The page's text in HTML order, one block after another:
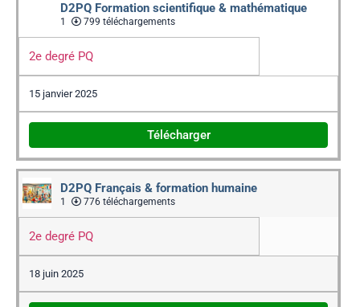
D2PQ Formation scientifique & mathématique
1 799 téléchargements
2e degré PQ
15 janvier 2025
Télécharger
D2PQ Français & formation humaine
1 776 téléchargements
2e degré PQ
18 juin 2025